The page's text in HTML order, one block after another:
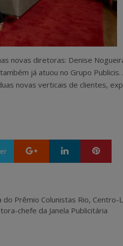
novas diretoras: Denise
já atuou no Grupo
novas verticais de clientes,
Google+ LinkedIn
do Prêmio Colunistas Rio,
chefe da Janela Publicitária